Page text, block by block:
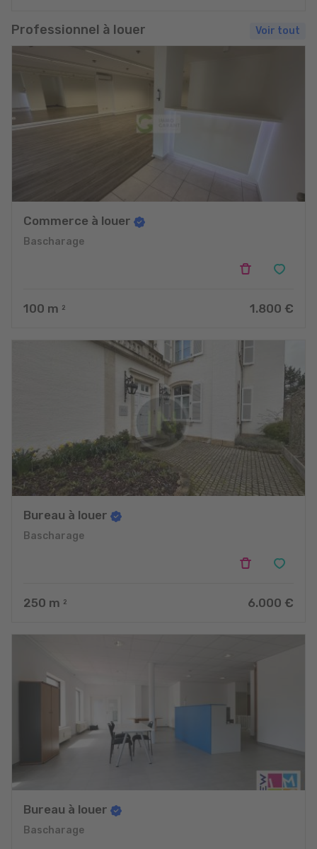
Professionnel à louer Voir tout
Commerce à louer
Bascharage
100 m 2 1.800 €
Bureau à louer
Bascharage
250 m 2 6.000 €
Bureau à louer
Bascharage